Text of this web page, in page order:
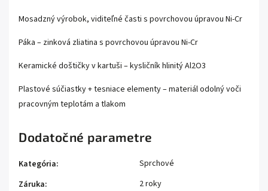
Mosadzný výrobok, viditeľné časti s povrchovou úpravou Ni-Cr
Páka – zinková zliatina s povrchovou úpravou Ni-Cr
Keramické doštičky v kartuši – kysličník hlinitý Al2O3
Plastové súčiastky + tesniace elementy – materiál odolný voči
pracovným teplotám a tlakom
Dodatočné parametre
Kategória:
Sprchové
Záruka:
2 roky